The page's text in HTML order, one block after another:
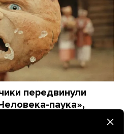
передвинули
паука»,
фильм